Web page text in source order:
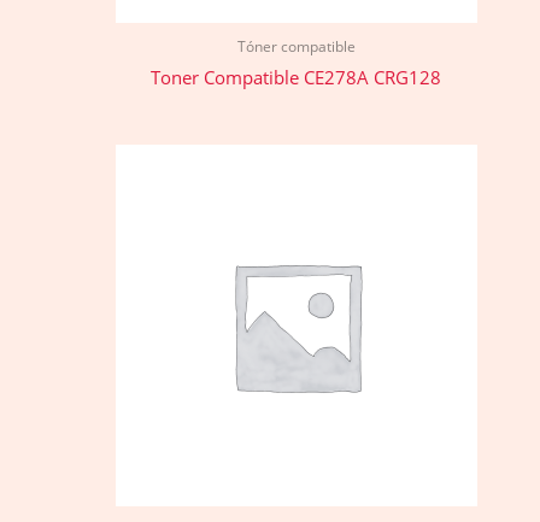
Tóner compatible
Toner Compatible CE278A CRG128